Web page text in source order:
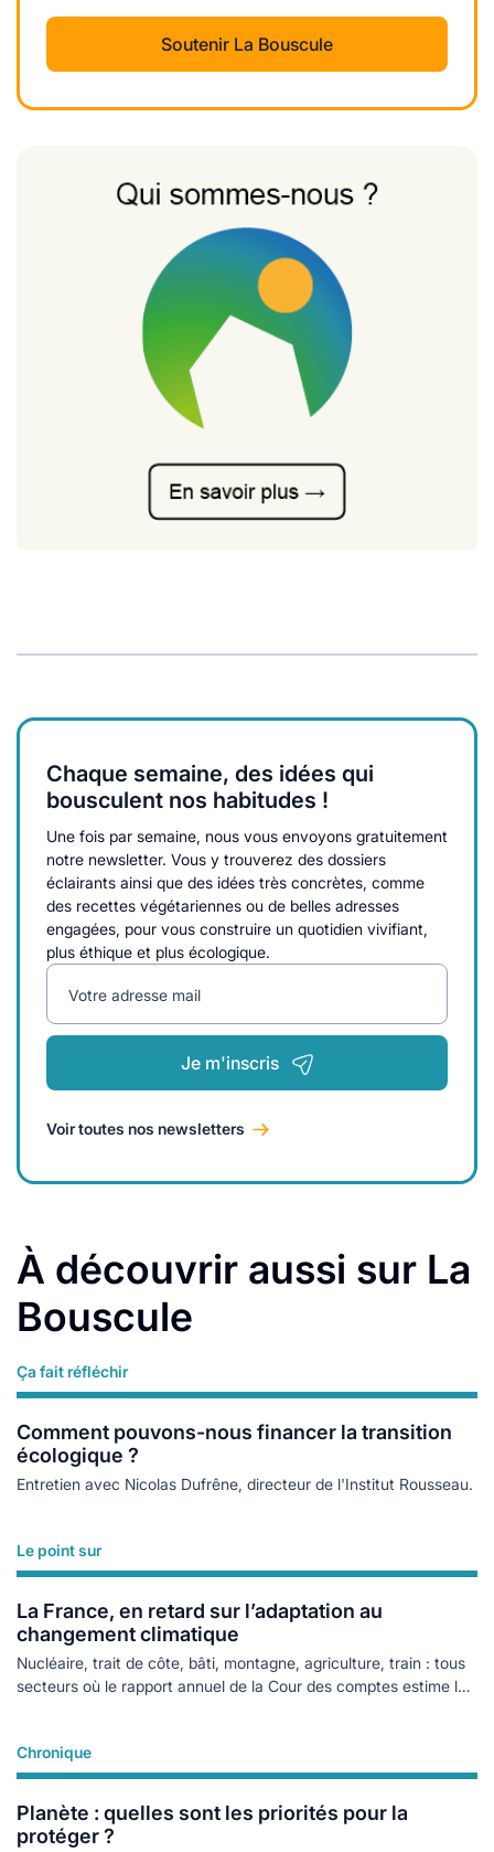
Soutenir La Bouscule
Chaque semaine, des idées qui
bousculent nos habitudes !
Une fois par semaine, nous vous envoyons gratuitement
notre newsletter. Vous y trouverez des dossiers
éclairants ainsi que des idées très concrètes, comme
des recettes végétariennes ou de belles adresses
engagées, pour vous construire un quotidien vivifiant,
plus éthique et plus écologique.
Votre adresse mail
Je m'inscris
Voir toutes nos newsletters
À découvrir aussi sur La
Bouscule
Ça fait réfléchir
Comment pouvons-nous financer la transition
écologique ?
Entretien avec Nicolas Dufrêne, directeur de l'Institut Rousseau.
Lire plus
Le point sur
La France, en retard sur l’adaptation au
changement climatique
Nucléaire, trait de côte, bâti, montagne, agriculture, train : tous
secteurs où le rapport annuel de la Cour des comptes estime les
Lire plus
Chronique
Planète : quelles sont les priorités pour la
protéger ?
Lire plus